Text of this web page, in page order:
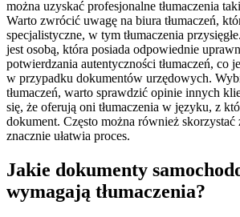
można uzyskać profesjonalne tłumaczenia
Warto zwrócić uwagę na biura tłumaczeń,
specjalistyczne, w tym tłumaczenia
jest osobą, która posiada odpowiednie
potwierdzania autentyczności tłumaczeń, co
w przypadku dokumentów urzędowych.
tłumaczeń, warto sprawdzić opinie innych
się, że oferują oni tłumaczenia w języku, z
dokument. Często można również skorzystać
znacznie ułatwia proces.
Jakie dokumenty
wymagają tłumaczenia?